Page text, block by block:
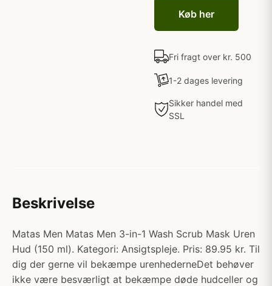
Køb her
Fri fragt over kr. 500
1-2 dages levering
Sikker handel med
SSL
Beskrivelse
Matas Men Matas Men 3-in-1 Wash Scrub Mask Uren
Hud (150 ml). Kategori: Ansigtspleje. Pris: 89.95 kr. Til
dig der gerne vil bekæmpe urenhederneDet behøver
ikke være besværligt at bekæmpe døde hudceller og